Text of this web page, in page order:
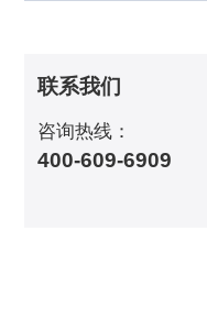
联系我们
咨询热线：
400-609-6909